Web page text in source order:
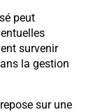
peut
survenir
la gestion
sur une